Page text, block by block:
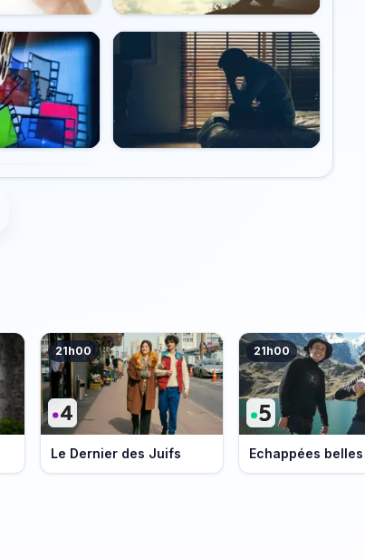
21h00
Le Dernier des Juifs
21h00
Echappées belles